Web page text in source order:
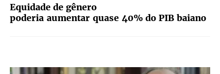
Equidade de gênero
poderia aumentar quase 40% do PIB baiano